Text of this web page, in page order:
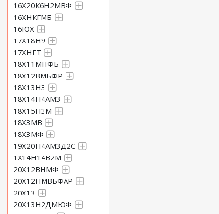
16Х20К6Н2МВФ
16ХНКГМБ
16ЮХ
17Х18Н9
17ХНГТ
18Х11МНФБ
18Х12ВМБФР
18Х13Н3
18Х14Н4АМ3
18Х15Н3М
18Х3МВ
18Х3МФ
19Х20Н4АМ3Д2С
1Х14Н14В2М
20Х12ВНМФ
20Х12НМВБФАР
20Х13
20Х13Н2ДМЮФ